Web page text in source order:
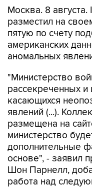
Москва. 8 августа.
разместил на
пятую по счету
американских
аномальных
"Министерство
рассекреченных и
касающихся
явлений (...).
размещена на
министерство
дополнительные
основе", - заявил
Шон Парнелл,
работа над